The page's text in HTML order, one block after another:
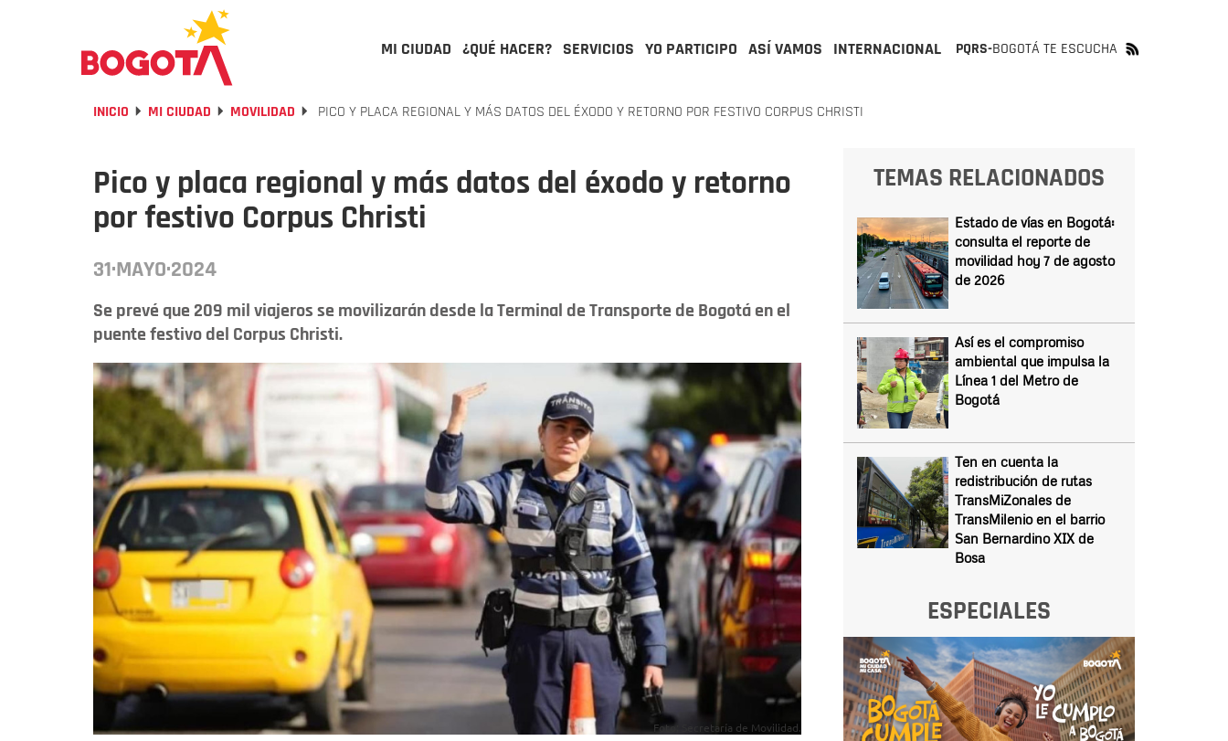
MI CIUDAD ¿QUÉ HACER? SERVICIOS YO PARTICIPO ASÍ VAMOS INTERNACIONAL PQRS-BOGOTÁ TE ESCUCHA
INICIO MI CIUDAD MOVILIDAD PICO Y PLACA REGIONAL Y MÁS DATOS DEL ÉXODO Y RETORNO POR FESTIVO CORPUS CHRISTI
Pico y placa regional y más datos del éxodo y retorno
por festivo Corpus Christi
31·MAYO·2024
Se prevé que 209 mil viajeros se movilizarán desde la Terminal de Transporte de Bogotá en el
puente festivo del Corpus Christi.
Foto: Secretaría de Movilidad.
TEMAS RELACIONADOS
Estado de vías en Bogotá:
consulta el reporte de
movilidad hoy 7 de agosto
de 2026
Así es el compromiso
ambiental que impulsa la
Línea 1 del Metro de
Bogotá
Ten en cuenta la
redistribución de rutas
TransMiZonales de
TransMilenio en el barrio
San Bernardino XIX de
Bosa
ESPECIALES